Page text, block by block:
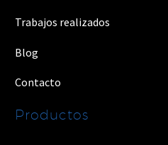
Trabajos realizados
Blog
Contacto
Productos